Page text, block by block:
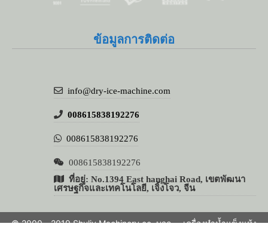
ข้อมูลการติดต่อ
info@dry-ice-machine.com
008615838192276
008615838192276
008615838192276
ที่อยู่: No.1394 East hanghai Road, เขตพัฒนา
เศรษฐกิจและเทคโนโลยี, เจิ้งโจว, จีน
© 2000 - 2019 Shuliy Machinery co. บจกเครื่องทำน้ำแข็งแห้ง